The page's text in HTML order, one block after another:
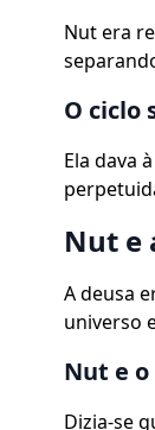
Nut era
O ciclo
Ela dava
Nut e
A deusa
universo
Nut e
Dizia-se